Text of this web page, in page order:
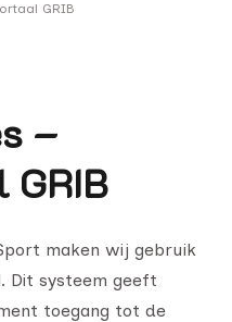
GRIB
–
GRIB
maken wij gebruik
Dit systeem geeft
toegang tot de